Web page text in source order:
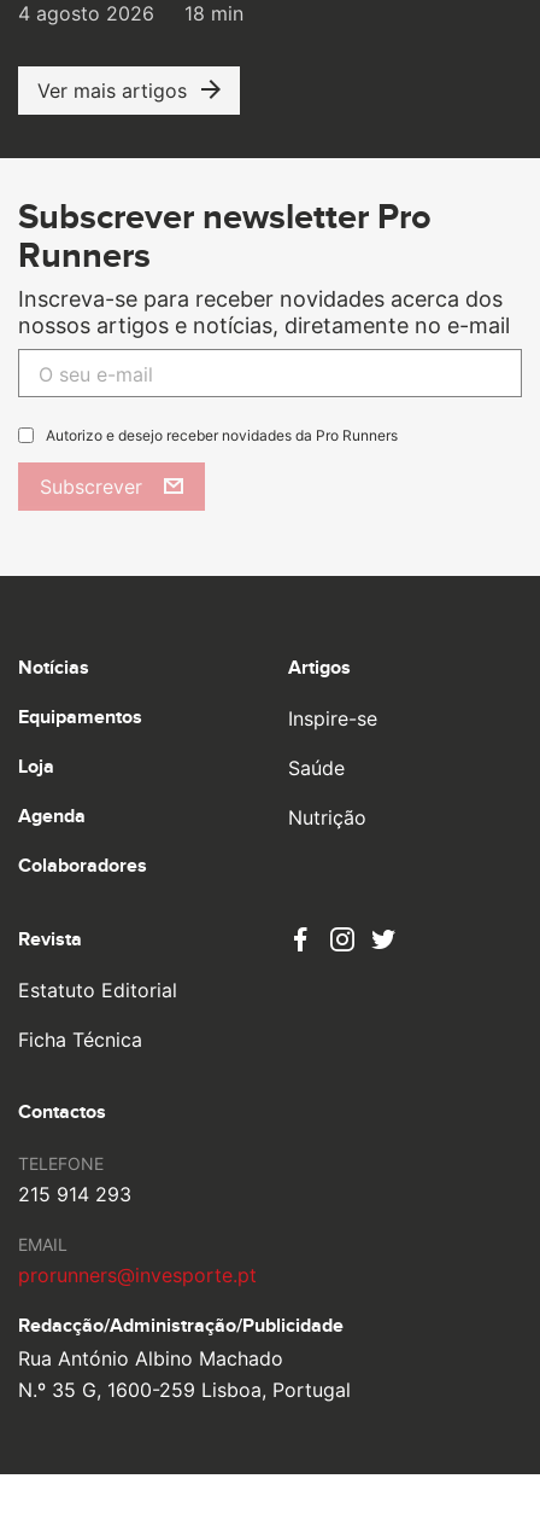
4 agosto 2026 18 min
Ver mais artigos
Subscrever newsletter Pro
Runners
Inscreva-se para receber novidades acerca dos
nossos artigos e notícias, diretamente no e-mail
Autorizo e desejo receber novidades da Pro Runners
Subscrever
Notícias
Equipamentos
Loja
Agenda
Colaboradores
Artigos
Inspire-se
Saúde
Nutrição
Revista
Estatuto Editorial
Ficha Técnica
Contactos
TELEFONE
215 914 293
EMAIL
prorunners@invesporte.pt
Redacção/Administração/Publicidade
Rua António Albino Machado
N.º 35 G, 1600-259 Lisboa, Portugal